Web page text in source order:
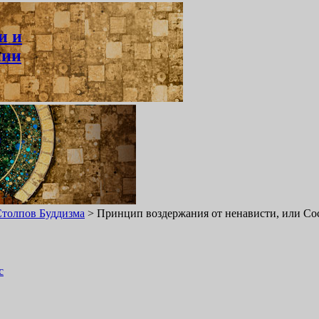
Буддизма > Принцип воздержания от ненависти, или
и